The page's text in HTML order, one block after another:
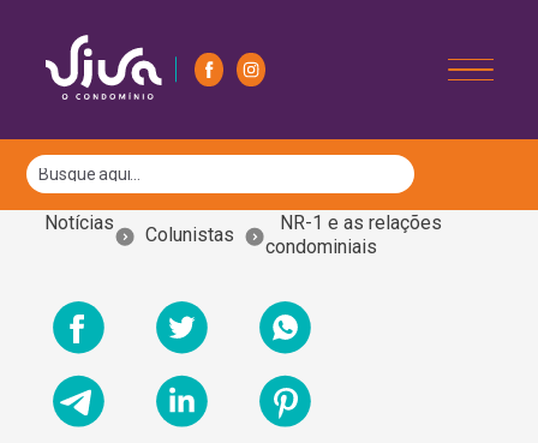
Notícias
Colunistas
NR-1 e as relações
condominiais